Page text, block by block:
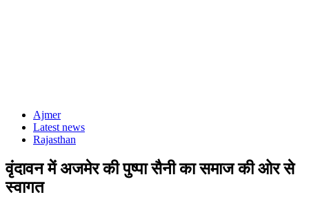
Ajmer
Latest news
Rajasthan
वृंदावन में अजमेर की पुष्पा सैनी का समाज की ओर से
स्वागत